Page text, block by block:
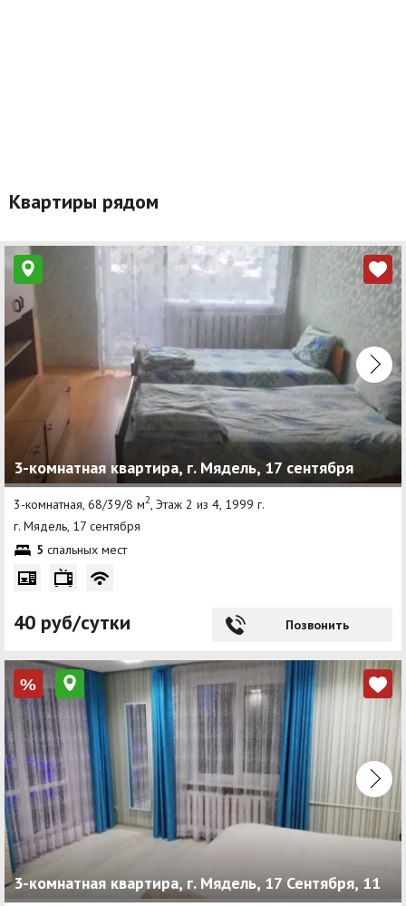
Квартиры рядом
3-комнатная квартира, г. Мядель, 17 сентября
3-комнатная, 68/39/8 м2, Этаж 2 из 4, 1999 г.
г. Мядель, 17 сентября
5 спальных мест
40 руб/сутки Позвонить
%
3-комнатная квартира, г. Мядель, 17 Сентября, 11